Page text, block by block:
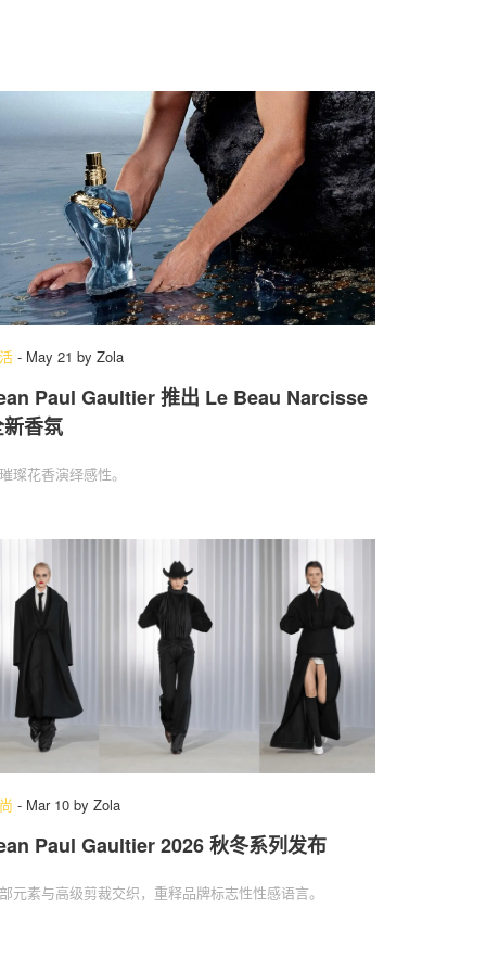
- May 21 by Zola
Paul Gaultier 推出 Le Beau Narcisse
香氛
璨花香演绎感性。
- Mar 10 by Zola
Paul Gaultier 2026 秋冬系列发布
元素与高级剪裁交织，重释品牌标志性性感语言。